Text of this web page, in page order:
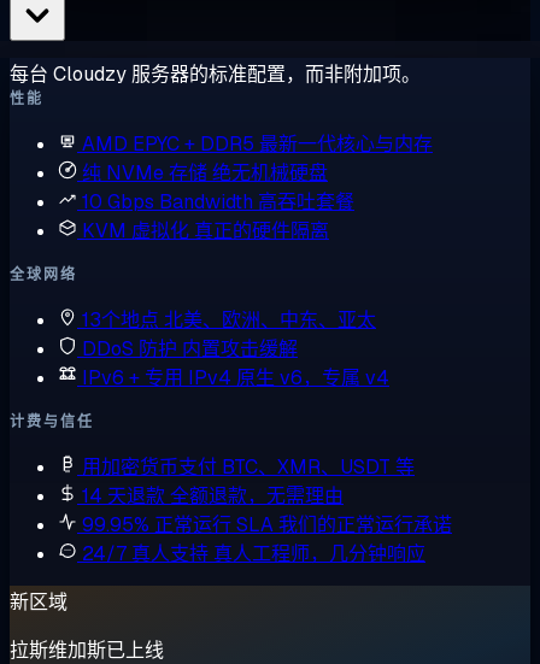
每台 Cloudzy 服务器的标准配置，而非附加项。
性能
AMD EPYC + DDR5 最新一代核心与内存
纯 NVMe 存储绝无机械硬盘
10 Gbps Bandwidth 高吞吐套餐
KVM 虚拟化 真正的硬件隔离
全球网络
13个地点 北美、欧洲、中东、亚太
DDoS 防护 内置攻击缓解
IPv6 + 专用 IPv4 原生 v6，专属 v4
计费与信任
用加密货币支付 BTC、XMR、USDT 等
14 天退款全额退款，无需理由
99.95% 正常运行 SLA我们的正常运行承诺
24/7 真人支持 真人工程师，几分钟响应
新区域
拉斯维加斯已上线